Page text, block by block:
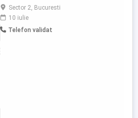
Ce vei face: -pregătire scule și materiale -
curățenie și organizare atelier -spălare
degresare piese -ajutor la operațiuni
simple de service -manipulare motociclete
Sector 2, Bucuresti
10 iulie
Telefon validat